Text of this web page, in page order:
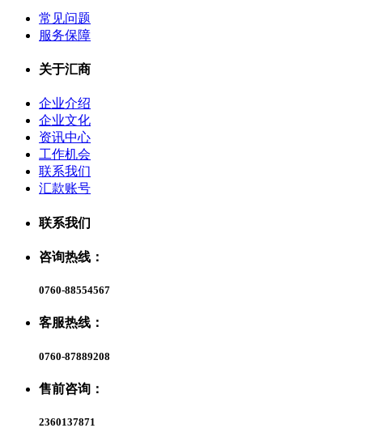
常见问题
服务保障
关于汇商
企业介绍
企业文化
资讯中心
工作机会
联系我们
汇款账号
联系我们
咨询热线：
0760-88554567
客服热线：
0760-87889208
售前咨询：
2360137871